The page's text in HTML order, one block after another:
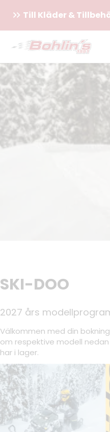
Till Kläder &
SKI-DOO
2027 års
Välkommen med din
om respektive modell
har i lager.